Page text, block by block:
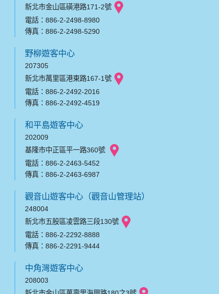
新北市金山區磺港路171-2號
電話：886-2-2498-8980
傳真：886-2-2498-5290
野柳遊客中心
207305
新北市萬里區港東路167-1號
電話：886-2-2492-2016
傳真：886-2-2492-4519
和平島遊客中心
202009
基隆市中正區平一路360號
電話：886-2-2463-5452
傳真：886-2-2463-6987
觀音山遊客中心（觀音山管理站）
248004
新北市五股區凌雲路三段130號
電話：886-2-2292-8888
傳真：886-2-2291-9444
中角灣遊客中心
208003